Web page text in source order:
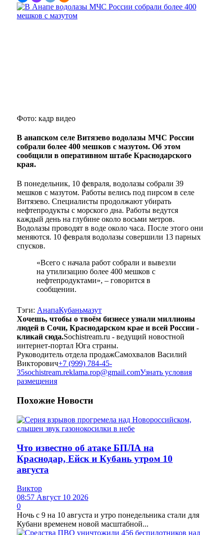
Фото: кадр видео
В анапском селе Витязево водолазы МЧС России
собрали более 400 мешков с мазутом. Об этом
сообщили в оперативном штабе Краснодарского
края.
В понедельник, 10 февраля, водолазы собрали 39
мешков с мазутом. Работы велись под пирсом в селе
Витязево. Специалисты продолжают убирать
нефтепродукты с морского дна. Работы ведутся
каждый день на глубине около восьми метров.
Водолазы проводят в воде около часа. После этого они
меняются. 10 февраля водолазы совершили 13 парных
спусков.
«Всего с начала работ собрали и вывезли
на утилизацию более 400 мешков с
нефтепродуктами», – говорится в
сообщении.
Тэги: АнапаКубаньмазут
Хочешь, чтобы о твоём бизнесе узнали миллионы
людей в Сочи, Краснодарском крае и всей России -
кликай сюда.Sochistream.ru - ведущий новостной
интернет-портал Юга страны.
Руководитель отдела продажСамохвалов Василий
Викторович+7 (999) 784-45-
35sochistream.reklama.rop@gmail.comУзнать условия
размещения
Похожие Новости
Что известно об атаке БПЛА на
Краснодар, Ейск и Кубань утром 10
августа
Виктор
08:57 Август 10 2026
0
Ночь с 9 на 10 августа и утро понедельника стали для
Кубани временем новой масштабной...